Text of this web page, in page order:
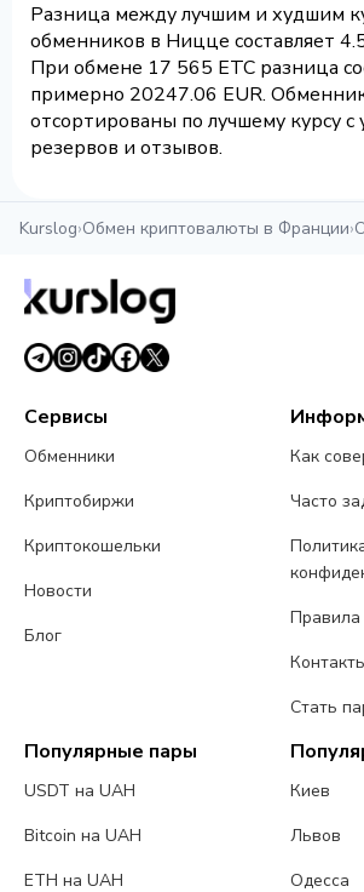
Разница между лучшим и худшим
обменников в Ницце составляет
При обмене 17 565 ETC разница
примерно 20247.06 EUR.
отсортированы по лучшему курсу с
резервов и отзывов.
Kurslog›Обмен криптовалюты в Франции›
Сервисы
Обменники
Криптобиржи
Криптокошельки
Новости
Блог
Как
Часто
Правила
Стать
Популярные пары
USDT на UAH
Bitcoin на UAH
ETH на UAH
Киев
Львов
Одесса